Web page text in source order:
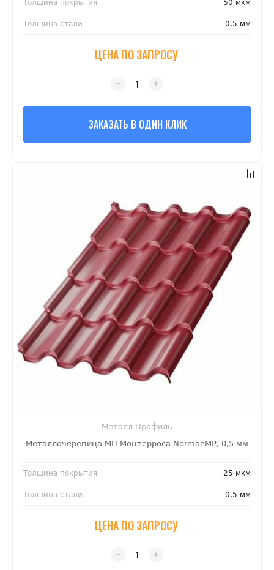
Толщина покрытия 50 мкм
Толщина стали 0,5 мм
ЦЕНА ПО ЗАПРОСУ
ЗАКАЗАТЬ В ОДИН КЛИК
Металл Профиль
Металлочерепица МП Монтерроса NormanMP, 0,5 мм
Толщина покрытия 25 мкм
Толщина стали 0,5 мм
ЦЕНА ПО ЗАПРОСУ